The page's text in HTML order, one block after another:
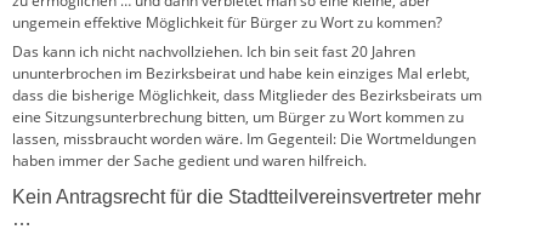
ungemein effektive Möglichkeit für Bürger zu Wort zu kommen?
Das kann ich nicht nachvollziehen. Ich bin seit fast 20 Jahren
ununterbrochen im Bezirksbeirat und habe kein einziges Mal erlebt,
dass die bisherige Möglichkeit, dass Mitglieder des Bezirksbeirats um
eine Sitzungsunterbrechung bitten, um Bürger zu Wort kommen zu
lassen, missbraucht worden wäre. Im Gegenteil: Die Wortmeldungen
haben immer der Sache gedient und waren hilfreich.
Kein Antragsrecht für die Stadtteilvereinsvertreter mehr
…